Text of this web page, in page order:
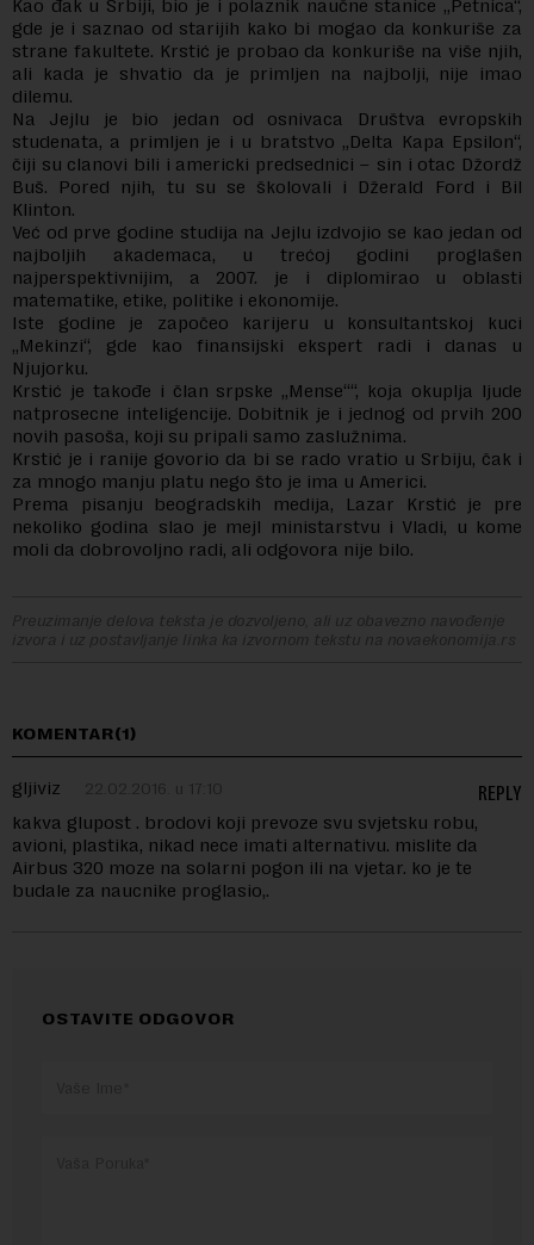
Kao đak u Srbiji, bio je i polaznik naučne stanice „Petnica“,
gde je i saznao od starijih kako bi mogao da konkuriše za
strane fakultete. Krstić je probao da konkuriše na više njih,
ali kada je shvatio da je primljen na najbolji, nije imao
dilemu.
Na Jejlu je bio jedan od osnivaca Društva evropskih
studenata, a primljen je i u bratstvo „Delta Kapa Epsilon“,
čiji su clanovi bili i americki predsednici – sin i otac Džordž
Buš. Pored njih, tu su se školovali i Džerald Ford i Bil
Klinton.
Već od prve godine studija na Jejlu izdvojio se kao jedan od
najboljih akademaca, u trećoj godini proglašen
najperspektivnijim, a 2007. je i diplomirao u oblasti
matematike, etike, politike i ekonomije.
Iste godine je započeo karijeru u konsultantskoj kuci
„Mekinzi“, gde kao finansijski ekspert radi i danas u
Njujorku.
Krstić je takođe i član srpske „Mense““, koja okuplja ljude
natprosecne inteligencije. Dobitnik je i jednog od prvih 200
novih pasoša, koji su pripali samo zaslužnima.
Krstić je i ranije govorio da bi se rado vratio u Srbiju, čak i
za mnogo manju platu nego što je ima u Americi.
Prema pisanju beogradskih medija, Lazar Krstić je pre
nekoliko godina slao je mejl ministarstvu i Vladi, u kome
moli da dobrovoljno radi, ali odgovora nije bilo.
Preuzimanje delova teksta je dozvoljeno, ali uz obavezno navođenje
izvora i uz postavljanje linka ka izvornom tekstu na novaekonomija.rs
KOMENTAR(1)
gljiviz 22.02.2016. u 17:10
kakva glupost . brodovi koji prevoze svu svjetsku robu,
avioni, plastika, nikad nece imati alternativu. mislite da
Airbus 320 moze na solarni pogon ili na vjetar. ko je te
budale za naucnike proglasio,.
REPLY
OSTAVITE ODGOVOR